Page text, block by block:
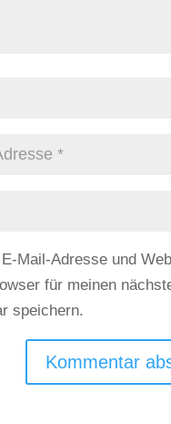
Mail-Adresse und
für meinen
speichern.
Kommentar